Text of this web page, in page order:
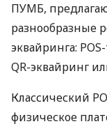
ПУМБ,
разнообразные
эквайринга:
QR-эквайринг
Классический
физическое